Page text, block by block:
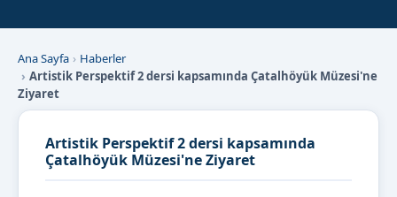
Ana Sayfa
Haberler
Artistik Perspektif 2 dersi kapsamında Çatalhöyük Müzesi'ne
Ziyaret
Artistik Perspektif 2 dersi kapsamında
Çatalhöyük Müzesi'ne Ziyaret